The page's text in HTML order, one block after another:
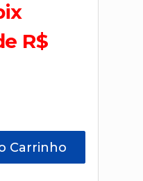
R$
Carrinho